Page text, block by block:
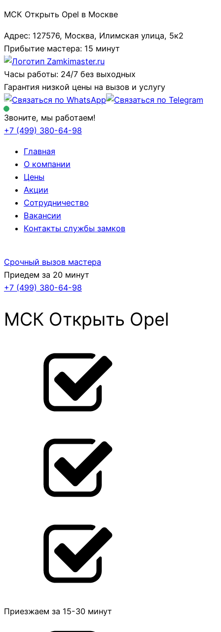
МСК Открыть Opel в Москве
Адрес: 127576, Москва, Илимская улица, 5к2
Прибытие мастера: 15 минут
Часы работы: 24/7 без выходных
Гарантия низкой цены на вызов и услугу
Звоните, мы работаем!
+7 (499) 380-64-98
Главная
О компании
Цены
Акции
Сотрудничество
Вакансии
Контакты службы замков
Срочный вызов мастера
Приедем за 20 минут
+7 (499) 380-64-98
МСК Открыть Opel
Приезжаем за 15-30 минут